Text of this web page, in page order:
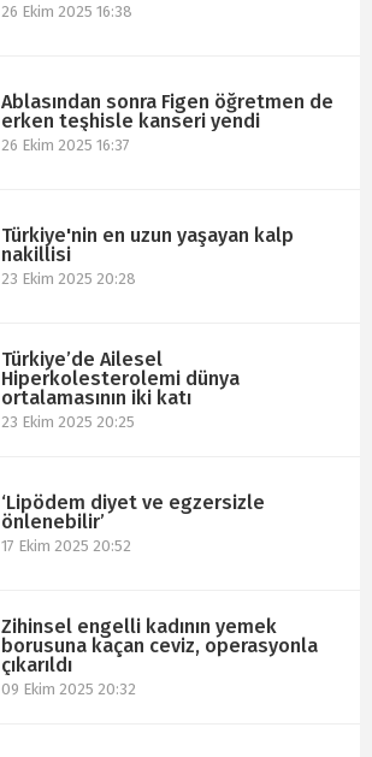
26 Ekim 2025 16:38
Ablasından sonra Figen öğretmen de
erken teşhisle kanseri yendi
26 Ekim 2025 16:37
Türkiye'nin en uzun yaşayan kalp
nakillisi
23 Ekim 2025 20:28
Türkiye’de Ailesel
Hiperkolesterolemi dünya
ortalamasının iki katı
23 Ekim 2025 20:25
‘Lipödem diyet ve egzersizle
önlenebilir’
17 Ekim 2025 20:52
Zihinsel engelli kadının yemek
borusuna kaçan ceviz, operasyonla
çıkarıldı
09 Ekim 2025 20:32